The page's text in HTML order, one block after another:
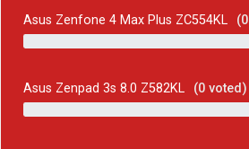
Asus Zenfone 4 Max Plus ZC554KL (0
Asus Zenpad 3s 8.0 Z582KL (0 voted)